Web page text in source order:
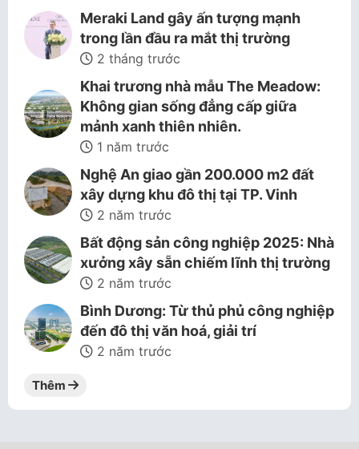
Meraki Land gây ấn tượng mạnh
trong lần đầu ra mắt thị trường
2 tháng trước
Khai trương nhà mẫu The Meadow:
Không gian sống đẳng cấp giữa
mảnh xanh thiên nhiên.
1 năm trước
Nghệ An giao gần 200.000 m2 đất
xây dựng khu đô thị tại TP. Vinh
2 năm trước
Bất động sản công nghiệp 2025: Nhà
xưởng xây sẵn chiếm lĩnh thị trường
2 năm trước
Bình Dương: Từ thủ phủ công nghiệp
đến đô thị văn hoá, giải trí
2 năm trước
Thêm